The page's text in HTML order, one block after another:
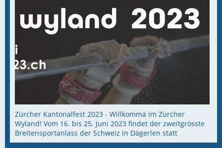
Zürcher Kantonalfest 2023 - Willkommä im Zürcher
Wyland! Vom 16. bis 25. Juni 2023 findet der zweitgrösste
Breitensportanlass der Schweiz in Dägerlen statt